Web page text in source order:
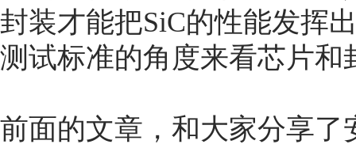
封装才能把SiC的性能发挥
测试标准的角度来看芯片和
前面的文章，和大家分享了